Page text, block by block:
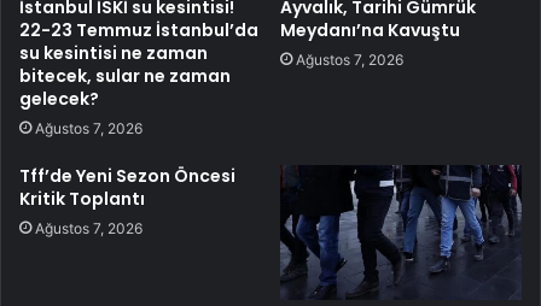
İstanbul İSKİ su kesintisi!
22-23 Temmuz İstanbul’da
su kesintisi ne zaman
bitecek, sular ne zaman
gelecek?
Ağustos 7, 2026
Ayvalık, Tarihi Gümrük
Meydanı’na Kavuştu
Ağustos 7, 2026
Tff’de Yeni Sezon Öncesi
Kritik Toplantı
Ağustos 7, 2026